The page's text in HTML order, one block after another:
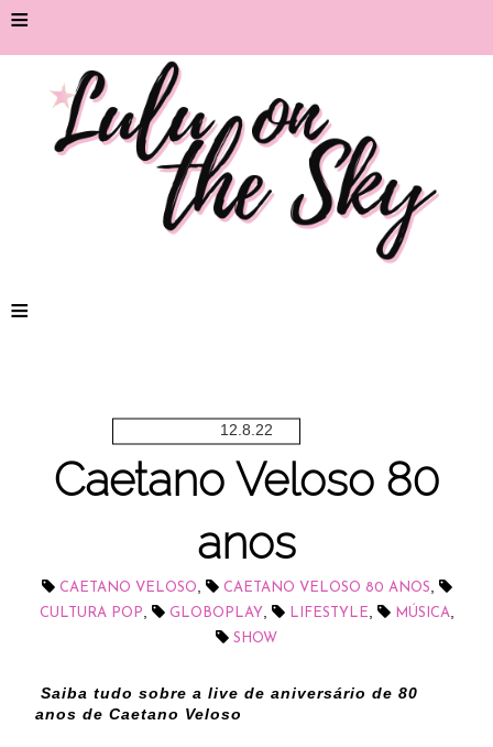
≡
≡
12.8.22
Caetano Veloso 80
anos
CAETANO VELOSO, CAETANO VELOSO 80 ANOS,
CULTURA POP, GLOBOPLAY, LIFESTYLE, MÚSICA,
SHOW
Saiba tudo sobre a live de aniversário de 80
anos de Caetano Veloso